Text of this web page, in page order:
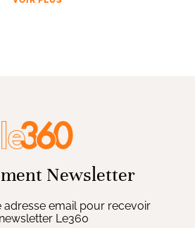
Newsletter
adresse email pour recevoir
Le360